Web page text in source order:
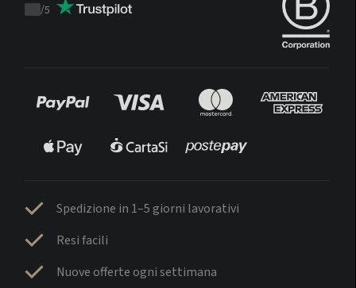
Trustpilot
/5
Spedizione in 1–5 giorni lavorativi
Resi facili
Nuove offerte ogni settimana